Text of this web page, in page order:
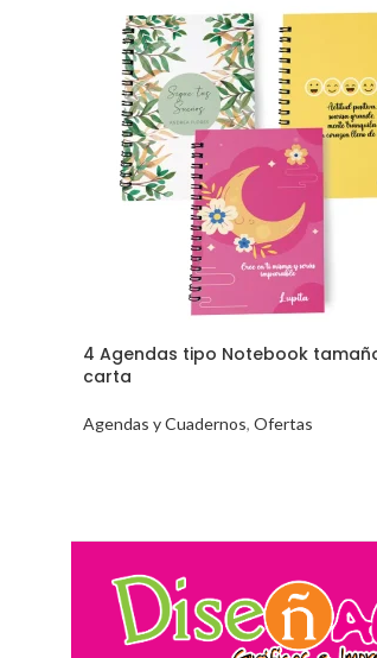
4 Agendas tipo Notebook
carta
Agendas y Cuadernos, Ofertas